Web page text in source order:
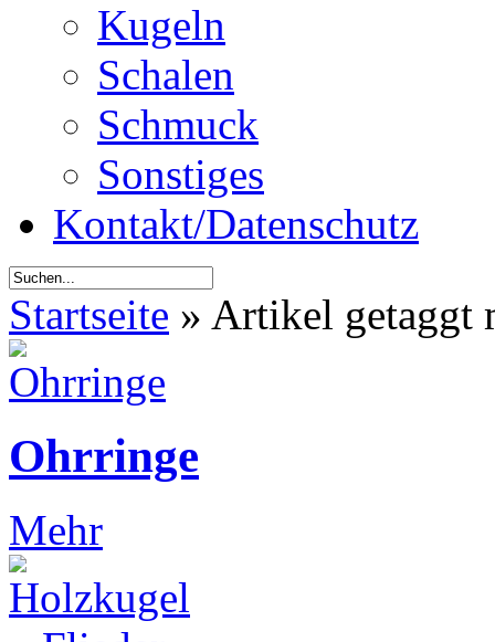
Kugeln
Schalen
Schmuck
Sonstiges
Kontakt/Datenschutz
Startseite » Artikel getaggt
Ohrringe
Mehr